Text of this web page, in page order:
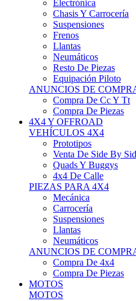
Suspensiones
Frenos
Llantas
Neumáticos
Resto De Piezas
Equipación Piloto
ANUNCIOS DE COMPRA
Compra De Cc Y Tt
Compra De Piezas
4X4 Y OFFROAD
VEHÍCULOS 4X4
Prototipos
Venta De Side By Side
Quads Y Buggys
4x4 De Calle
PIEZAS PARA 4X4
Mecánica
Carrocería
Suspensiones
Llantas
Neumáticos
ANUNCIOS DE COMPRA
Compra De 4x4
Compra De Piezas
MOTOS
MOTOS
Motos De Circuito